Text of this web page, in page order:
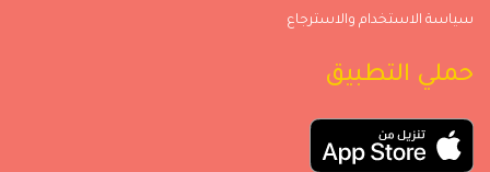
سياسة الاستخدام والاسترجاع
حملي التطبيق